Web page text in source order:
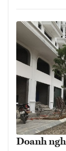
Doanh